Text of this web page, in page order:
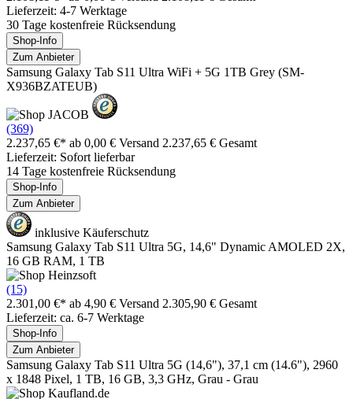
Lieferzeit: 4-7 Werktage
30 Tage kostenfreie Rücksendung
Shop-Info
Zum Anbieter
Samsung Galaxy Tab S11 Ultra WiFi + 5G 1TB Grey (SM-
X936BZATEUB)
(369)
2.237,65 €* ab 0,00 € Versand 2.237,65 € Gesamt
Lieferzeit: Sofort lieferbar
14 Tage kostenfreie Rücksendung
Shop-Info
Zum Anbieter
inklusive Käuferschutz
Samsung Galaxy Tab S11 Ultra 5G, 14,6" Dynamic AMOLED 2X,
16 GB RAM, 1 TB
(15)
2.301,00 €* ab 4,90 € Versand 2.305,90 € Gesamt
Lieferzeit: ca. 6-7 Werktage
Shop-Info
Zum Anbieter
Samsung Galaxy Tab S11 Ultra 5G (14,6"), 37,1 cm (14.6"), 2960
x 1848 Pixel, 1 TB, 16 GB, 3,3 GHz, Grau - Grau